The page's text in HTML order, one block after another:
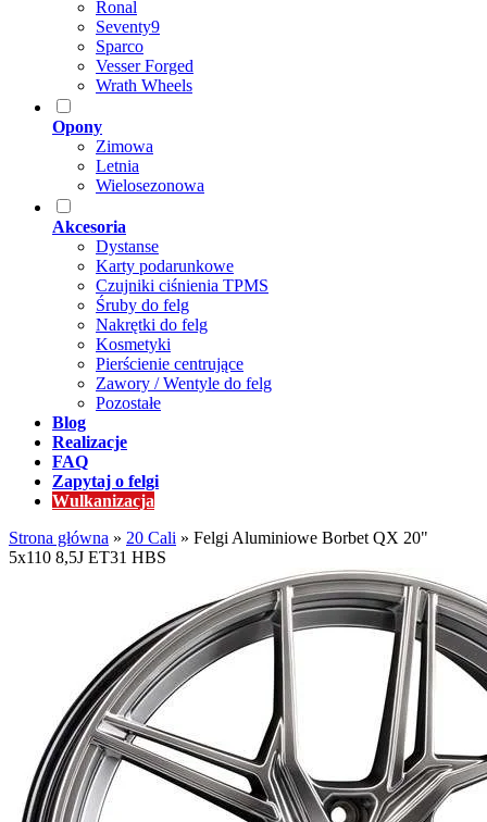
Ronal
Seventy9
Sparco
Vesser Forged
Wrath Wheels
Opony
Zimowa
Letnia
Wielosezonowa
Akcesoria
Dystanse
Karty podarunkowe
Czujniki ciśnienia TPMS
Śruby do felg
Nakrętki do felg
Kosmetyki
Pierścienie centrujące
Zawory / Wentyle do felg
Pozostałe
Blog
Realizacje
FAQ
Zapytaj o felgi
Wulkanizacja
Strona główna » 20 Cali » Felgi Aluminiowe Borbet QX 20"
5x110 8,5J ET31 HBS